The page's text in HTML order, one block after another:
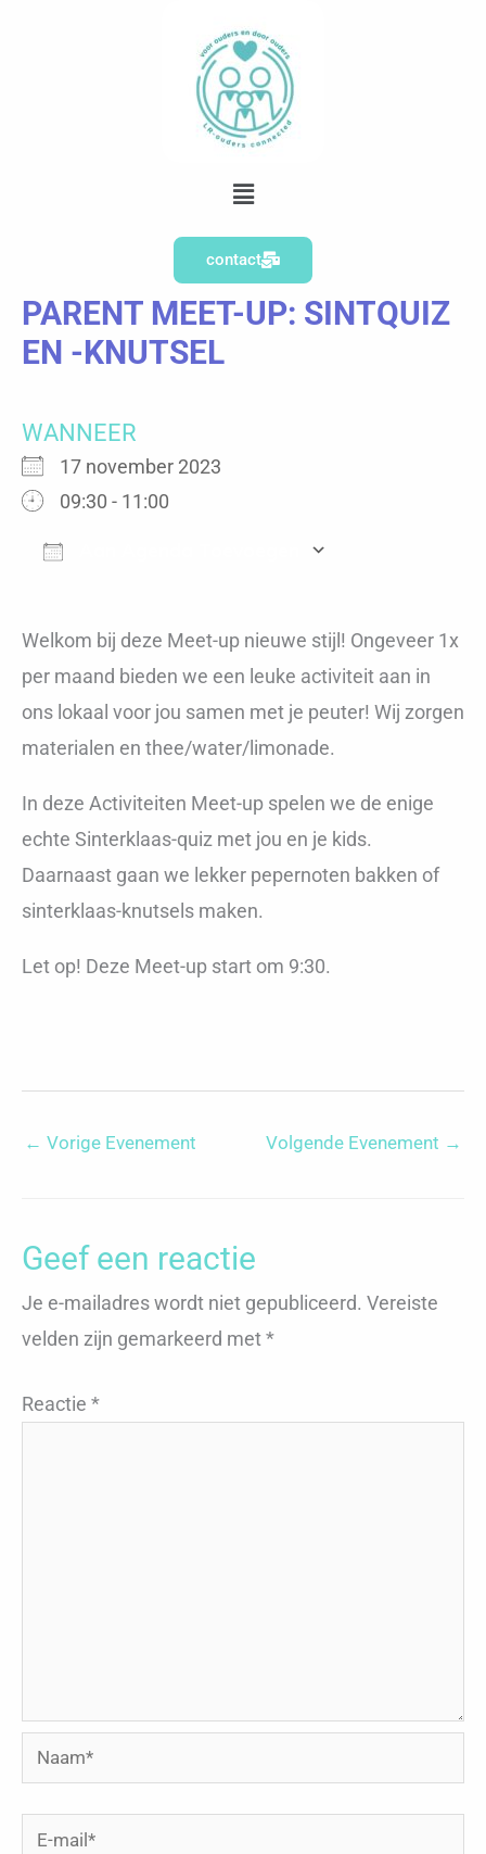
Menu
contact
PARENT MEET-UP: SINTQUIZ
EN -KNUTSEL
WANNEER
17 november 2023
09:30 - 11:00
Welkom bij deze Meet-up nieuwe stijl! Ongeveer 1x
per maand bieden we een leuke activiteit aan in
ons lokaal voor jou samen met je peuter! Wij zorgen
materialen en thee/water/limonade.
In deze Activiteiten Meet-up spelen we de enige
echte Sinterklaas-quiz met jou en je kids.
Daarnaast gaan we lekker pepernoten bakken of
sinterklaas-knutsels maken.
Let op! Deze Meet-up start om 9:30.
← Vorige Evenement Volgende Evenement →
Geef een reactie
Je e-mailadres wordt niet gepubliceerd. Vereiste
velden zijn gemarkeerd met*
Reactie *
Naam*